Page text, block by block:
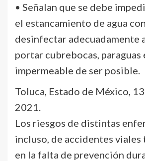
• Señalan que se debe
el estancamiento de agua
desinfectar adecuadamente
portar cubrebocas, paraguas
impermeable de ser posible.
Toluca, Estado de México,
2021.
Los riesgos de distintas
incluso, de accidentes
en la falta de prevención